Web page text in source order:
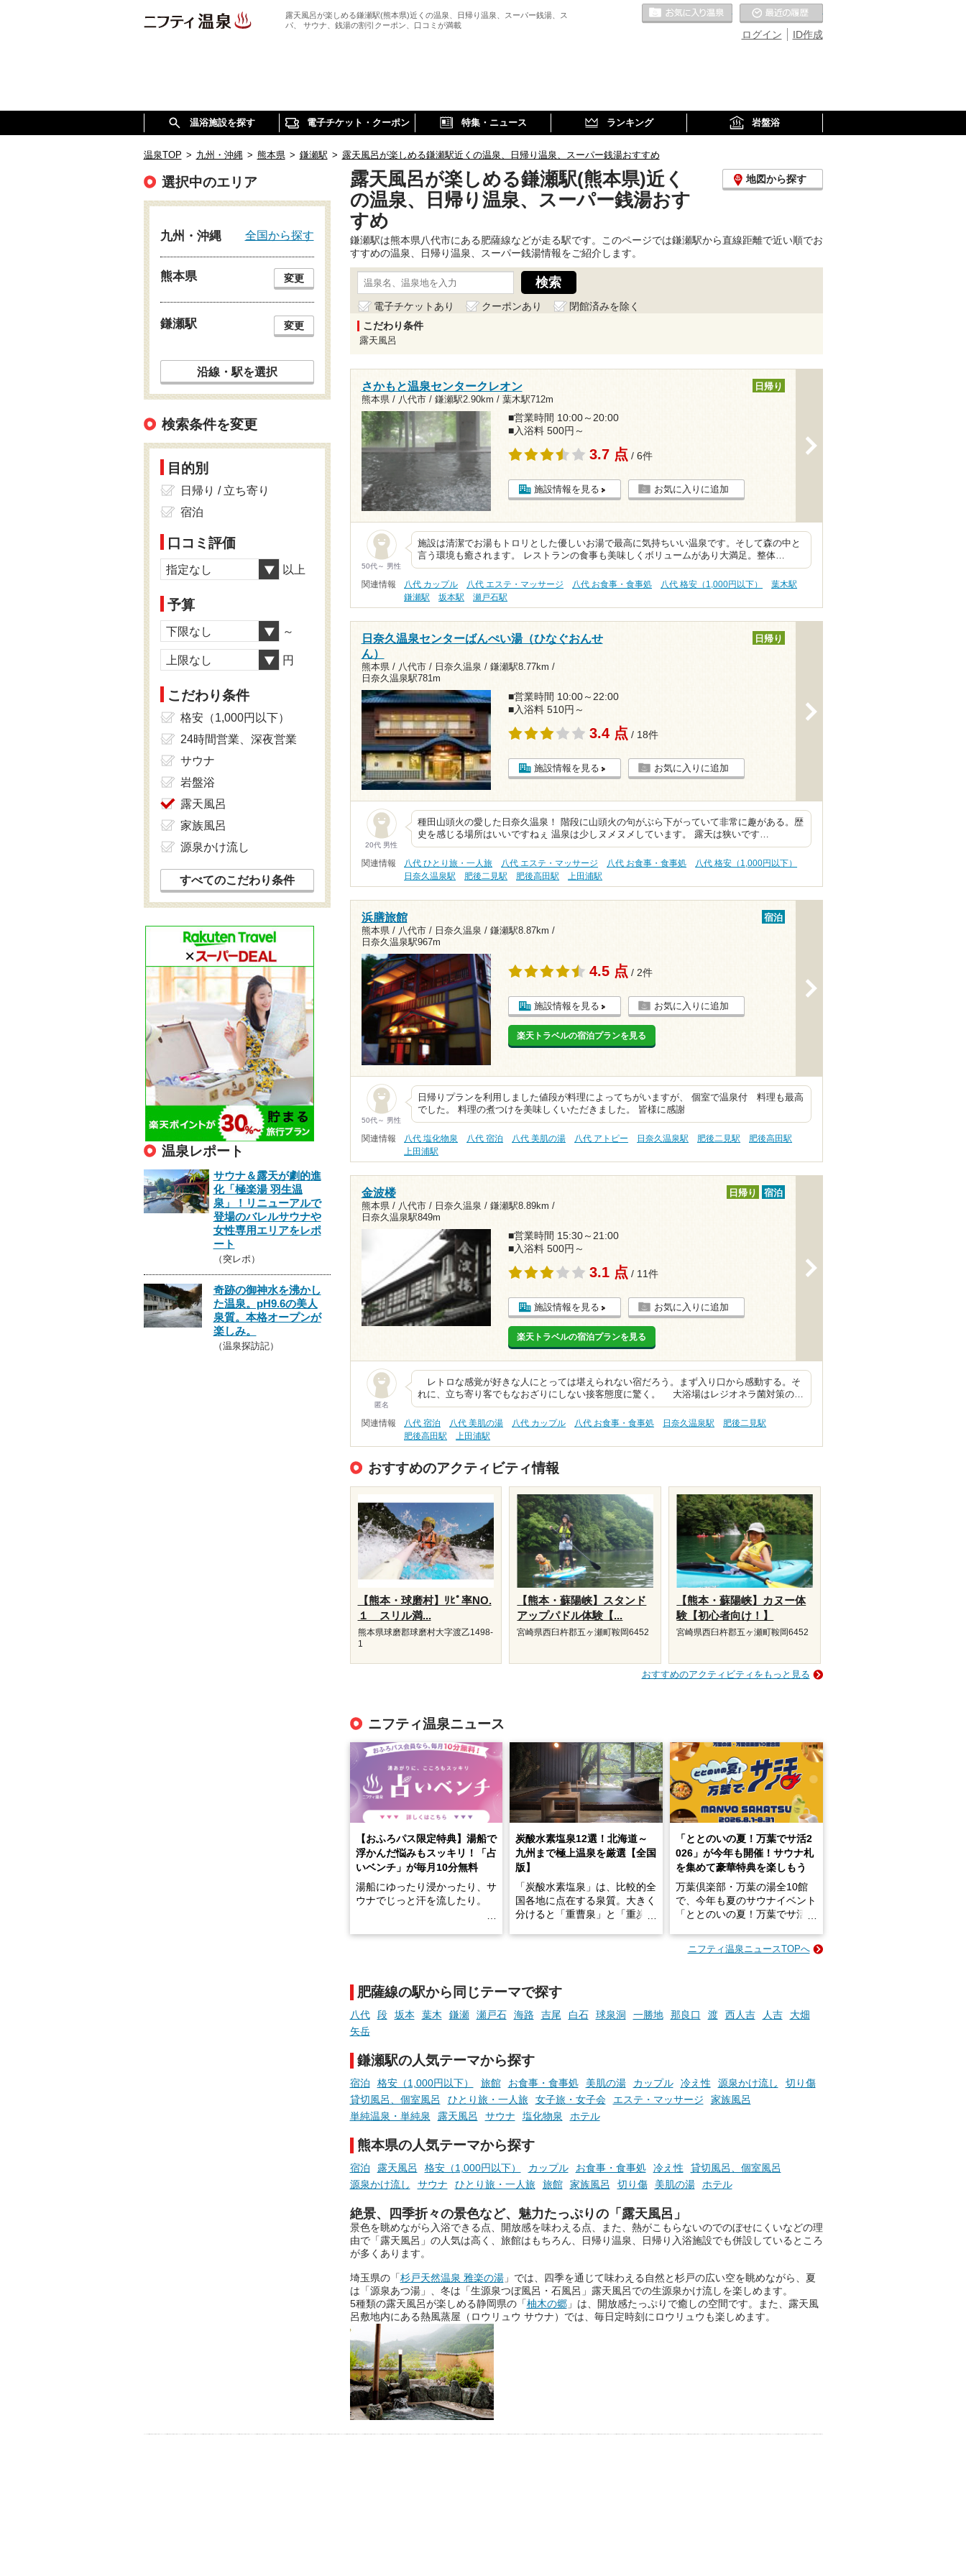
露天風呂が楽しめる鎌瀬駅(熊本県)近くの温泉、日帰り温泉、スーパー銭湯、ス
パ、 サウナ、銭湯の割引クーポン、口コミが満載
ID作成
ログイン
お気に入りの温泉
温浴施設を探す 電子チケット・クーポン 特集・ニュース ランキング 岩盤浴
温泉TOP > 九州・沖縄 > 熊本県 > 鎌瀬駅 > 露天風呂が楽しめる鎌瀬駅近くの温泉、日帰り温泉、スーパー銭湯おすすめ
露天風呂が楽しめる鎌瀬駅(熊本県)近く
の温泉、日帰り温泉、スーパー銭湯おす
すめ
地図から探す
鎌瀬駅は熊本県八代市にある肥薩線などが走る駅です。このページでは鎌瀬駅から直線距離で近い順でお
すすめの温泉、日帰り温泉、スーパー銭湯情報をご紹介します。
電子チケットあり クーポンあり
閉館済みを除く
こだわり条件
露天風呂
さかもと温泉センタークレオン
熊本県 / 八代市 / 鎌瀬駅2.90km / 葉木駅712m
日帰り
■営業時間 10:00～20:00
■入浴料 500円～
3.7 点 / 6件
施設情報を見る お気に入りに追加
50代～ 男性
施設は清潔でお湯もトロリとした優しいお湯で最高に気持ちいい温泉です。そして森の中と
言う環境も癒されます。 レストランの食事も美味しくボリュームがあり大満足。整体…
関連情報 八代 カップル 八代 エステ・マッサージ 八代 お食事・食事処 八代 格安（1,000円以下）
葉木駅
鎌瀬駅
坂本駅 瀬戸石駅
日奈久温泉センターばんぺい湯（ひなぐおんせ
ん）
熊本県 / 八代市 / 日奈久温泉 / 鎌瀬駅8.77km /
日奈久温泉駅781m
日帰り
■営業時間 10:00～22:00
■入浴料 510円～
3.4 点 / 18件
施設情報を見る お気に入りに追加
20代 男性
種田山頭火の愛した日奈久温泉！ 階段に山頭火の句がぶら下がっていて非常に趣がある。歴
史を感じる場所はいいですねぇ 温泉は少しヌメヌメしています。 露天は狭いです…
関連情報 八代 ひとり旅・一人旅 八代 エステ・マッサージ 八代 お食事・食事処
八代 格安（1,000円以下）
日奈久温泉駅
肥後二見駅 肥後高田駅 上田浦駅
浜膳旅館
熊本県 / 八代市 / 日奈久温泉 / 鎌瀬駅8.87km /
日奈久温泉駅967m
宿泊
4.5 点 / 2件
施設情報を見る お気に入りに追加
楽天トラベルの宿泊プランを見る
50代～ 男性
日帰りプランを利用しました値段が料理によってちがいますが、 個室で温泉付 料理も最高
でした。 料理の煮つけを美味しくいただきました。 皆様に感謝
関連情報 八代 塩化物泉 八代 宿泊 八代 美肌の湯 八代 アトピー 日奈久温泉駅 肥後二見駅
肥後高田駅
上田浦駅
金波楼
熊本県 / 八代市 / 日奈久温泉 / 鎌瀬駅8.89km /
日奈久温泉駅849m
日帰り 宿泊
■営業時間 15:30～21:00
■入浴料 500円～
3.1 点 / 11件
施設情報を見る お気に入りに追加
楽天トラベルの宿泊プランを見る
匿名
レトロな感覚が好きな人にとっては堪えられない宿だろう。まず入り口から感動する。そ
れに、立ち寄り客でもなおざりにしない接客態度に驚く。 大浴場はレジオネラ菌対策の…
関連情報 八代 宿泊 八代 美肌の湯 八代 カップル 八代 お食事・食事処 日奈久温泉駅
肥後二見駅
肥後高田駅
上田浦駅
おすすめのアクティビティ情報
【熊本・球磨村】ﾘﾋﾟ率NO.
１ スリル満...
熊本県球磨郡球磨村大字渡乙1498-
1
【熊本・蘇陽峡】スタンド
アップパドル体験【...
宮崎県西臼杵郡五ヶ瀬町鞍岡6452
【熊本・蘇陽峡】カヌー体
験【初心者向け！】
宮崎県西臼杵郡五ヶ瀬町鞍岡6452
おすすめのアクティビティをもっと見る
ニフティ温泉ニュース
【おふろパス限定特典】湯船で
浮かんだ悩みもスッキリ！「占
いベンチ」が毎月10分無料
湯船にゆったり浸かったり、サ
ウナでじっと汗を流したり。
た「これからのこと」や「ちょ
っとした悩み」が、頭に浮かん
でくることはありませんか？
お風呂でリラックスしているか
らこそ向き合える、大切な自分
の本音。
そんな心のつぶやきを、湯あが
たら素敵ですよね。
は、そんなあなたの心のつぶや
きをプロの占い師に相談するこ
とができるサービスです。
おふろパス会員様なら、この特
別なひとときを「毎月10分無
料」でご利用いただけます。
お湯で体がほぐれたら、次は占
い師さんとお話しして、心もほ
ぐしてみませんか？
炭酸水素塩泉12選！北海道～
九州まで極上温泉を厳選【全国
版】
「炭酸水素塩泉」は、比較的全
国各地に点在する泉質。大きく
分けると「重曹泉」と「重炭酸
す。
今回は筆者自ら入浴した中か
日帰り入浴可能で、源泉かけ流
しと泉質の良さにこだわりつ
つ、万人におすすめしたい施設
を厳選しました。
「ととのいの夏！万葉でサ活2
026」が今年も開催！サウナ札
を集めて豪華特典を楽しもう
万葉倶楽部・万葉の湯全10館
で、今年も夏のサウナイベント
「ととのいの夏！万葉でサ活2
2026年8月1日（土）～8月31
札」を集めることで、オリジナ
ルグッズや無料券などの特典と
ュやアウフグースなど、サウナ
好きにはたまらない多彩なイベ
ントも予定されています。ぜひ
【PR】
この記事は万葉倶楽部株式会社
ニフティ温泉ニュースTOPへ
肥薩線の駅から同じテーマで探す
八代 段 坂本 葉木 鎌瀬 瀬戸石 海路 吉尾 白石 球泉洞 一勝地 那良口 渡 西人吉 人吉
大畑
矢岳
鎌瀬駅の人気テーマから探す
宿泊 格安（1,000円以下） 旅館 お食事・食事処 美肌の湯 カップル 冷え性 源泉かけ流し
切り傷
貸切風呂、個室風呂
ひとり旅・一人旅 女子旅・女子会 エステ・マッサージ
家族風呂
単純温泉・単純泉
露天風呂 サウナ 塩化物泉 ホテル
熊本県の人気テーマから探す
宿泊 露天風呂 格安（1,000円以下） カップル お食事・食事処 冷え性
貸切風呂、個室風呂
源泉かけ流し
サウナ ひとり旅・一人旅 旅館 家族風呂 切り傷 美肌の湯 ホテル
絶景、四季折々の景色など、魅力たっぷりの「露天風呂」
景色を眺めながら入浴できる点、開放感を味わえる点、また、熱がこもらないのでのぼせにくいなどの理
由で「露天風呂」の人気は高く、旅館はもちろん、日帰り温泉、日帰り入浴施設でも併設しているところ
が多くあります。
埼玉県の「杉戸天然温泉 雅楽の湯」では、四季を通じて味わえる自然と杉戸の広い空を眺めながら、夏
は「源泉あつ湯」、冬は「生源泉つぼ風呂・石風呂」露天風呂での生源泉かけ流しを楽しめます。
5種類の露天風呂が楽しめる静岡県の「柚木の郷」は、開放感たっぷりで癒しの空間です。また、露天風
呂敷地内にある熱風蒸屋（ロウリュウ サウナ）では、毎日定時刻にロウリュウも楽しめます。
選択中のエリア
九州・沖縄 全国から探す
熊本県 変更
鎌瀬駅 変更
沿線・駅を選択
検索条件を変更
目的別
日帰り / 立ち寄り
宿泊
口コミ評価
指定なし 以上
予算
下限なし ～
上限なし 円
こだわり条件
格安（1,000円以下）
24時間営業、深夜営業
サウナ
岩盤浴
露天風呂
家族風呂
源泉かけ流し
すべてのこだわり条件
温泉レポート
サウナ＆露天が劇的進
化「極楽湯 羽生温
泉」！リニューアルで
登場のバレルサウナや
女性専用エリアをレポ
ート
（突レポ）
奇跡の御神水を沸かし
た温泉。pH9.6の美人
泉質。本格オープンが
楽しみ。
（温泉探訪記）